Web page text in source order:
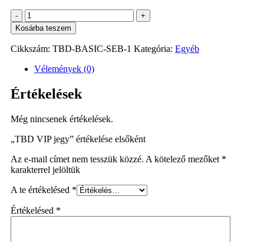
-
TBD
VIP
jegy
mennyiség
+
Kosárba teszem
Cikkszám: TBD-BASIC-SEB-1 Kategória: Egyéb
Vélemények (0)
Értékelések
Még nincsenek értékelések.
„TBD VIP jegy” értékelése elsőként
Az e-mail címet nem tesszük közzé. A kötelező mezőket *
karakterrel jelöltük
A te értékelésed *
Értékelésed *